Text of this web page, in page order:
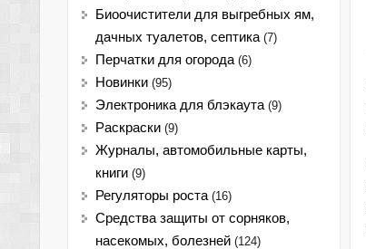
Биоочистители для выгребных ям,
дачных туалетов, септика (7)
Перчатки для огорода (6)
Новинки (95)
Электроника для блэкаута (9)
Раскраски (9)
Журналы, автомобильные карты,
книги (9)
Регуляторы роста (16)
Средства защиты от сорняков,
насекомых, болезней (124)